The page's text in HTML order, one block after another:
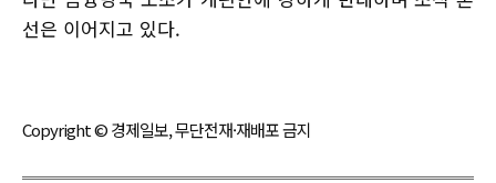
선은 이어지고 있다.
Copyright © 경제일보, 무단전재·재배포 금지